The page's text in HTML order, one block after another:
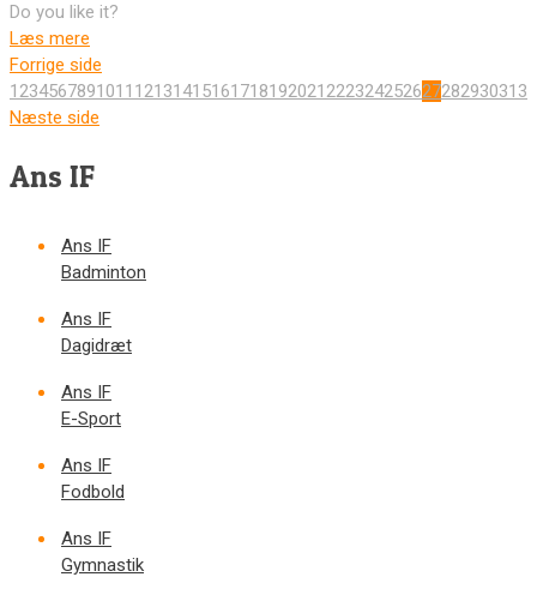
Do you like it?
Læs mere
Forrige side
1 234567891011 12131415161718192021 22232425262728293031 32
Næste side
Ans IF
Ans IF
Badminton
Ans IF
Dagidræt
Ans IF
E-Sport
Ans IF
Fodbold
Ans IF
Gymnastik